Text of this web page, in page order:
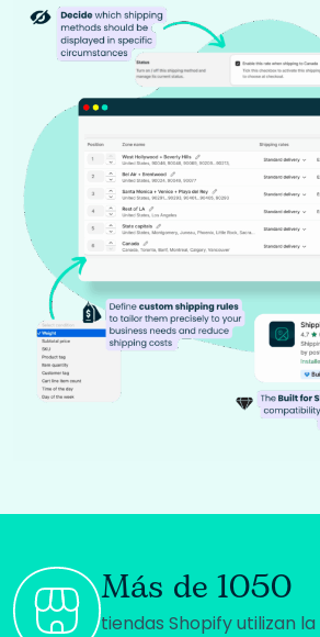
Más de 1050
tiendas Shopify utilizan